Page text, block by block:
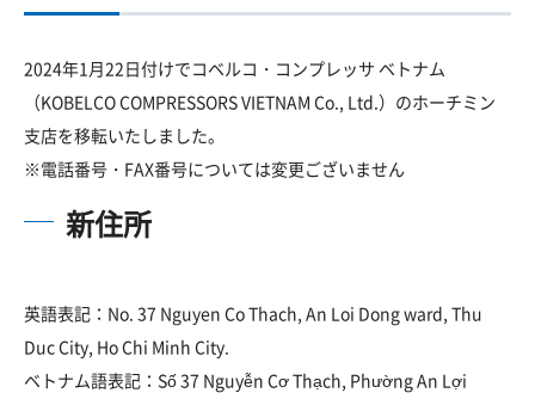
2024年1月22日付けでコベルコ・コンプレッサ ベトナム
（KOBELCO COMPRESSORS VIETNAM Co., Ltd.）のホーチミン
支店を移転いたしました。
※電話番号・FAX番号については変更ございません
新住所
英語表記：No. 37 Nguyen Co Thach, An Loi Dong ward, Thu
Duc City, Ho Chi Minh City.
ベトナム語表記：Số 37 Nguyễn Cơ Thạch, Phường An Lợi